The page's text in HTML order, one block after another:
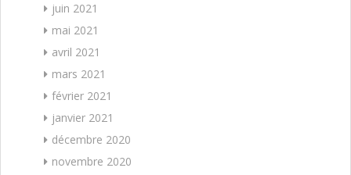
juin 2021
mai 2021
avril 2021
mars 2021
février 2021
janvier 2021
décembre 2020
novembre 2020